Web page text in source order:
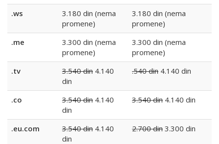
.ws
3.180 din (nema
promene)
3.180 din (nema
promene)
.me
3.300 din (nema
promene)
3.300 din (nema
promene)
.tv
3.540 din 4.140
din
.540 din 4.140 din
.co 3.540 din 4.140
din
3.540 din 4.140 din
.eu.com 3.540 din 4.140
din
2.700 din 3.300 din